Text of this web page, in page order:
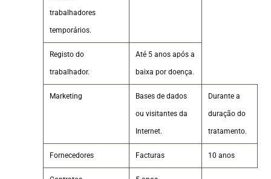
trabalhadores
temporários.
Registo do
trabalhador.
Até 5 anos após a
baixa por doença.
Marketing Bases de dados
ou visitantes da
Internet.
Durante a
duração do
tratamento.
Fornecedores Facturas 10 anos